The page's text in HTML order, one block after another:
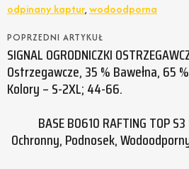
odpinany kaptur,wodoodporna
POPRZEDNI ARTYKUŁ
SIGNAL OGRODNICZKI
Ostrzegawcze, 35 % Bawełna, 65
Kolory – S-2XL; 44-66.
BASE B0610 RAFTING TOP
Ochronny, Podnosek,